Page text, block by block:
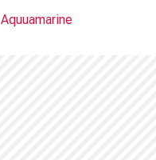
Aquuamarine